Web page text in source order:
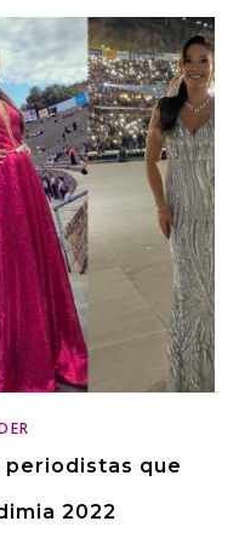
periodistas que
2022